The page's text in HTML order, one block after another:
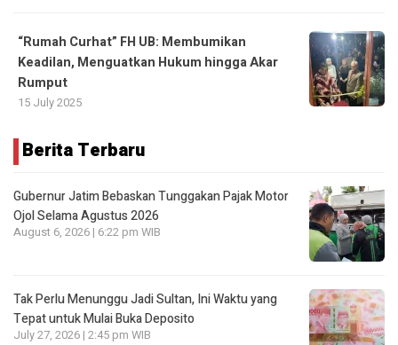
“Rumah Curhat” FH UB: Membumikan
Keadilan, Menguatkan Hukum hingga Akar
Rumput
15 July 2025
Berita Terbaru
Gubernur Jatim Bebaskan Tunggakan Pajak Motor
Ojol Selama Agustus 2026
August 6, 2026 | 6:22 pm WIB
Tak Perlu Menunggu Jadi Sultan, Ini Waktu yang
Tepat untuk Mulai Buka Deposito
July 27, 2026 | 2:45 pm WIB